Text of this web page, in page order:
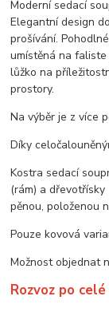
Moderní sedací
Elegantní design
prošívání.
umístěná na
lůžko na
prostory.
Na výběr je z více
Díky
Kostra sedací
(rám) a
pěnou, položenou
Pouze kovová
Možnost objednat
Rozvoz po